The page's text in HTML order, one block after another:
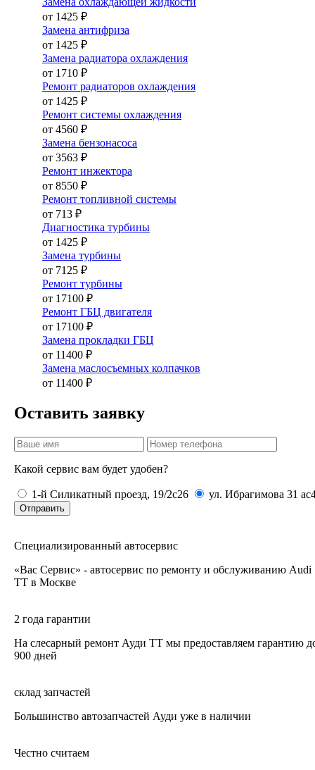
от 1425 ₽
Замена антифриза
от 1425 ₽
Замена радиатора охлаждения
от 1710 ₽
Ремонт радиаторов охлаждения
от 1425 ₽
Ремонт системы охлаждения
от 4560 ₽
Замена бензонасоса
от 3563 ₽
Ремонт инжектора
от 8550 ₽
Ремонт топливной системы
от 713 ₽
Диагностика турбины
от 1425 ₽
Замена турбины
от 7125 ₽
Ремонт турбины
от 17100 ₽
Ремонт ГБЦ двигателя
от 17100 ₽
Замена прокладки ГБЦ
от 11400 ₽
Замена маслосъемных колпачков
от 11400 ₽
Оставить заявку
Какой сервис вам будет удобен?
1-й Силикатный проезд, 19/2с26 ул. Ибрагимова 31
Отправить
Специализированный автосервис
«Вас Сервис» - автосервис по ремонту и обслуживанию Audi
TT в Москве
2 года гарантии
На слесарный ремонт Ауди ТТ мы предоставляем гарантию
900 дней
склад запчастей
Большинство автозапчастей Ауди уже в наличии
Честно считаем